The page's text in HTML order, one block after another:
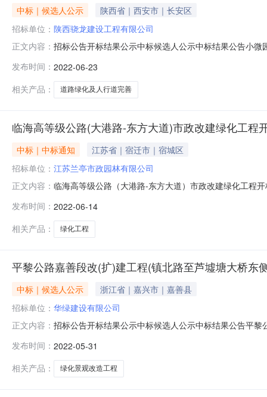
中标｜候选人公示
陕西省｜西安市｜长安区
招标单位： 陕西骁龙建设工程有限公司
正文内容： 招标公告开标结果公示中标候选人公示中标结果公告小
玉;报价:0.00元/%;工期:日历天;质量要求:;保证金金额
发布时间： 2022-06-23
相关产品：
道路绿化及人行道完善
临海高等级公路(大港路-东方大道)市政改建绿化工程
中标｜中标通知
江苏省｜宿迁市｜宿城区
招标单位： 江苏兰亭市政园林有限公司
正文内容： 临海高等级公路（大港路-东方大道）市政改建绿化工程
人:钟井春;报价:0.00元\/%;工期:日历天;质量要求:;保证
发布时间： 2022-06-14
相关产品：
绿化工程
平黎公路嘉善段改(扩)建工程(镇北路至芦墟塘大桥东
中标｜候选人公示
浙江省｜嘉兴市｜嘉善县
招标单位： 华绿建设有限公司
正文内容： 招标公告开标结果公示中标候选人公示中标结果公告平
称:福建省华远建工集团有限公司;项目负责人:江成举;报
发布时间： 2022-05-31
相关产品：
绿化景观改造工程